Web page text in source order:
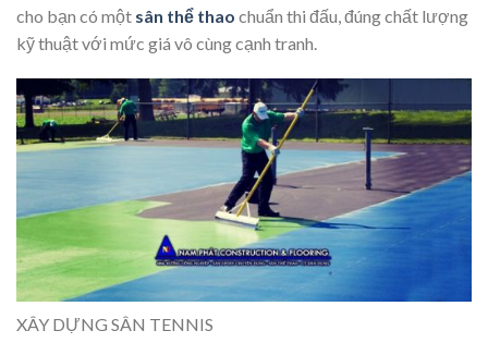
cho bạn có một sân thể thao chuẩn thi đấu, đúng chất lượng
kỹ thuật với mức giá vô cùng cạnh tranh.
XÂY DỰNG SÂN TENNIS